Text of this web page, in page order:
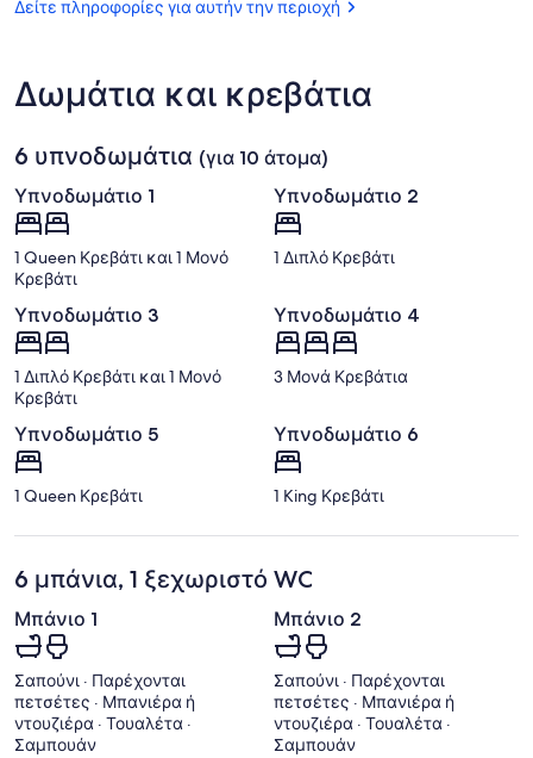
Eurico
Salles)
Δείτε πληροφορίες για αυτήν την περιοχή
Δωμάτια και κρεβάτια
6 υπνοδωμάτια (για 10 άτομα)
Υπνοδωμάτιο 1
1 Queen Κρεβάτι και 1 Μονό
Κρεβάτι
Υπνοδωμάτιο 2
1 Διπλό Κρεβάτι
Υπνοδωμάτιο 3
1 Διπλό Κρεβάτι και 1 Μονό
Κρεβάτι
Υπνοδωμάτιο 4
3 Μονά Κρεβάτια
Υπνοδωμάτιο 5
1 Queen Κρεβάτι
Υπνοδωμάτιο 6
1 King Κρεβάτι
6 μπάνια, 1 ξεχωριστό WC
Μπάνιο 1
Σαπούνι · Παρέχονται
πετσέτες · Μπανιέρα ή
ντουζιέρα · Τουαλέτα ·
Σαμπουάν
Μπάνιο 2
Σαπούνι · Παρέχονται
πετσέτες · Μπανιέρα ή
ντουζιέρα · Τουαλέτα ·
Σαμπουάν